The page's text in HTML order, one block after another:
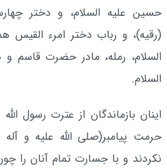
حسین علیه السلام‌، و دختر
(رقیه)، و رباب دختر امرء القیس
السلام‌، رمله، مادر حضرت قاسم
السلام.
اینان بازماندگان از عترت رسول
حرمت پیامبر(صلی الله علیه و
نکردند و با جسارت تمام آنان را